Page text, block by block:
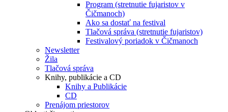
Program (stretnutie fujaristov v
Čičmanoch)
Ako sa dostať na festival
Tlačová správa (stretnutie fujaristov)
Festivalový poriadok v Čičmanoch
Newsletter
Žila
Tlačová správa
Knihy, publikácie a CD
Knihy a Publikácie
CD
Prenájom priestorov